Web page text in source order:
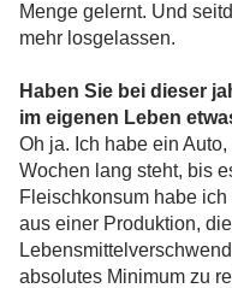
Menge gelernt. Und
mehr losgelassen.
Haben Sie bei dieser
im eigenen Leben
Oh ja. Ich habe ein
Wochen lang steht, bis
Fleischkonsum habe
aus einer Produktion,
absolutes Minimum zu